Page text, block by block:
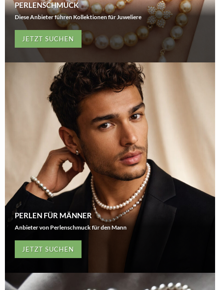
PERLENSCHMUCK
Diese Anbieter führen Kollektionen für Juweliere
JETZT SUCHEN
PERLEN FÜR MÄNNER
Anbieter von Perlenschmuck für den Mann
JETZT SUCHEN